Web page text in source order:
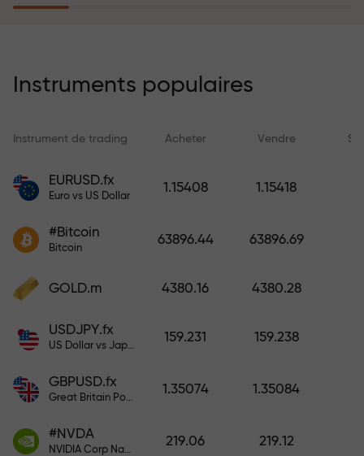
rêves simplement en effectuant un
risques rembourse vos pertes et
garantit un triplement des profits
tranquillité — votre capital est
dépôt. X1000 n’est pas une erreur.
Instruments populaires
Instrument de trading Acheter Vendre
EURUSD.fx
Euro vs US Dollar
1.15408 1.15418
#Bitcoin
Bitcoin
63896.44 63896.69
GOLD.m 4380.16 4380.28
USDJPY.fx
US Dollar vs Japanese Yen
159.231 159.238
GBPUSD.fx
Great Britain Pound vs US Dollar
1.35074 1.35084
#NVDA
NVIDIA Corp Nasdaq Stock Exchange (Nasdaq) USD
219.06 219.12